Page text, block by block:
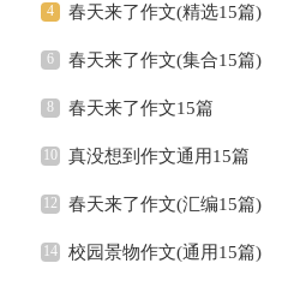
春天来了作文(精选15篇)
春天来了作文(集合15篇)
春天来了作文15篇
真没想到作文通用15篇
春天来了作文(汇编15篇)
校园景物作文(通用15篇)